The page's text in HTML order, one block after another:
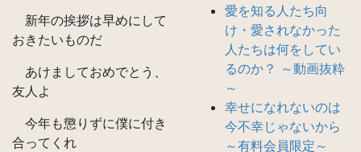
新年の挨拶は早めにして
おきたいものだ
あけましておめでとう、
友人よ
今年も懲りずに僕に付き
合ってくれ
愛を知る人たち向
け・愛されなかった
人たちは何をしてい
るのか？ ～動画抜粋
～
幸せになれないのは
今不幸じゃないから
～有料会員限定～